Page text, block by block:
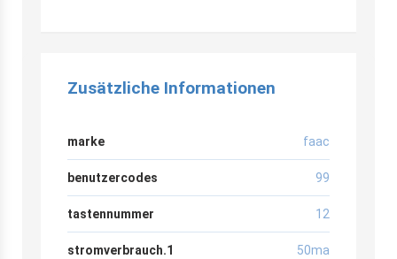
Zusätzliche Informationen
marke faac
benutzercodes 99
tastennummer 12
stromverbrauch.1 50ma